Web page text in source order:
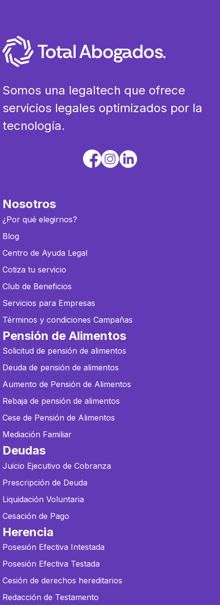
Somos una legaltech que ofrece
servicios legales optimizados por la
tecnología.
Nosotros
¿Por qué elegirnos?
Blog
Centro de Ayuda Legal
Cotiza tu servicio
Club de Beneficios
Servicios para Empresas
Términos y condiciones Campañas
Pensión de Alimentos
Solicitud de pensión de alimentos
Deuda de pensión de alimentos
Aumento de Pensión de Alimentos
Rebaja de pensión de alimentos
Cese de Pensión de Alimentos
Mediación Familiar
Deudas
Juicio Ejecutivo de Cobranza
Prescripción de Deuda
Liquidación Voluntaria
Cesación de Pago
Herencia
Posesión Efectiva Intestada
Posesión Efectiva Testada
Cesión de derechos hereditarios
Redacción de Testamento